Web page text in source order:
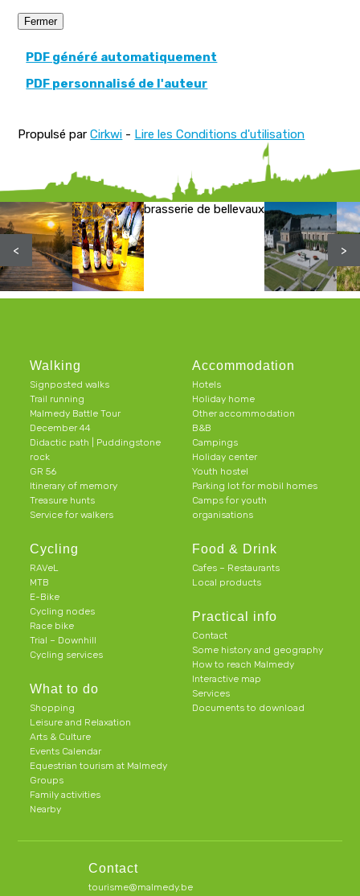
Fermer
PDF généré automatiquement
PDF personnalisé de l'auteur
Propulsé parCirkwi - Lire les Conditions d'utilisation
brasserie de bellevaux
< >
Walking
Signposted walks
Trail running
Malmedy Battle Tour
December 44
Didactic path | Puddingstone
rock
GR 56
Itinerary of memory
Treasure hunts
Service for walkers
Cycling
RAVeL
MTB
E-Bike
Cycling nodes
Race bike
Trial – Downhill
Cycling services
What to do
Shopping
Leisure and Relaxation
Arts & Culture
Events Calendar
Equestrian tourism at Malmedy
Groups
Family activities
Nearby
Accommodation
Hotels
Holiday home
Other accommodation
B&B
Campings
Holiday center
Youth hostel
Parking lot for mobil homes
Camps for youth
organisations
Food & Drink
Cafes – Restaurants
Local products
Practical info
Contact
Some history and geography
How to reach Malmedy
Interactive map
Services
Documents to download
Contact
tourisme@malmedy.be